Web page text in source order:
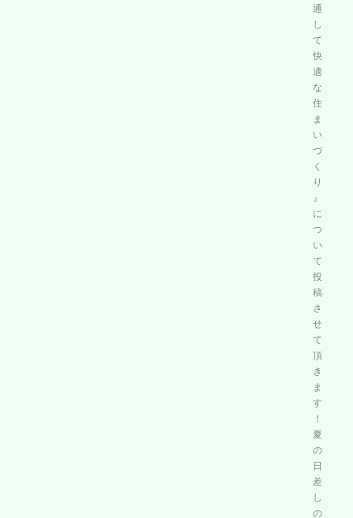
通
し
て
快
適
な
住
ま
い
づ
く
り
』
に
つ
い
て
投
稿
さ
せ
て
頂
き
ま
す
！
夏
の
日
差
し
の